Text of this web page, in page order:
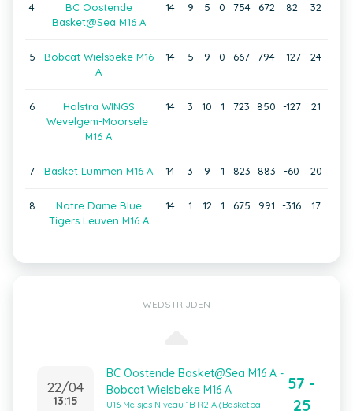
4
BC Oostende
Basket@Sea M16 A
14 9 5 0 754 672 82 32
5
Bobcat Wielsbeke M16
A
14 5 9 0 667 794 -127 24
6
Holstra WINGS
Wevelgem-Moorsele
M16 A
14 3 10 1 723 850 -127 21
7 Basket Lummen M16 A 14 3 9 1 823 883 -60 20
8
Notre Dame Blue
Tigers Leuven M16 A
14 1 12 1 675 991 -316 17
WEDSTRIJDEN
22/04
13:15
BC Oostende Basket@Sea M16 A -
Bobcat Wielsbeke M16 A
U16 Meisjes Niveau 1B R2 A (Basketbal
57 -
25